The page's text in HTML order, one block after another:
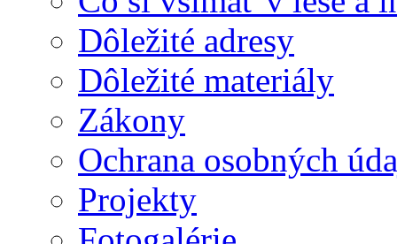
Dôležité adresy
Dôležité materiály
Zákony
Ochrana osobných
Projekty